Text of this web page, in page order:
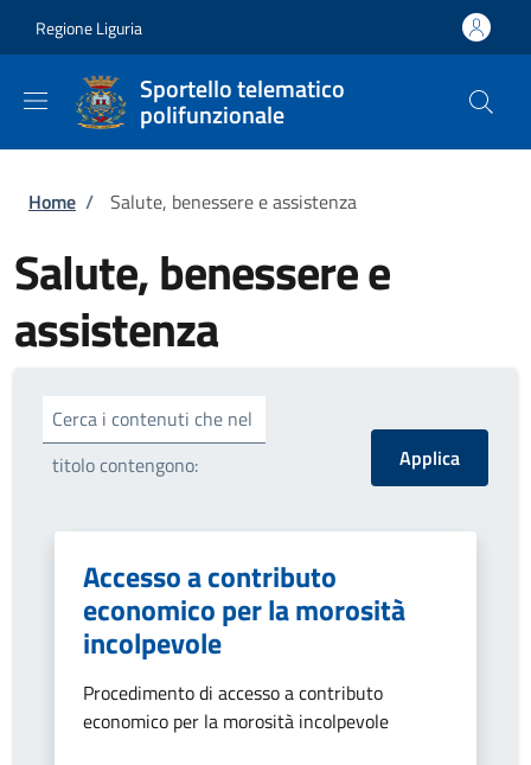
Regione Liguria
Sportello telematico
polifunzionale
Briciole di pane
Home / Salute, benessere e assistenza
Salute, benessere e
assistenza
Cerca i contenuti che nel
titolo contengono:
Accesso a contributo
economico per la morosità
incolpevole
Procedimento di accesso a contributo
economico per la morosità incolpevole